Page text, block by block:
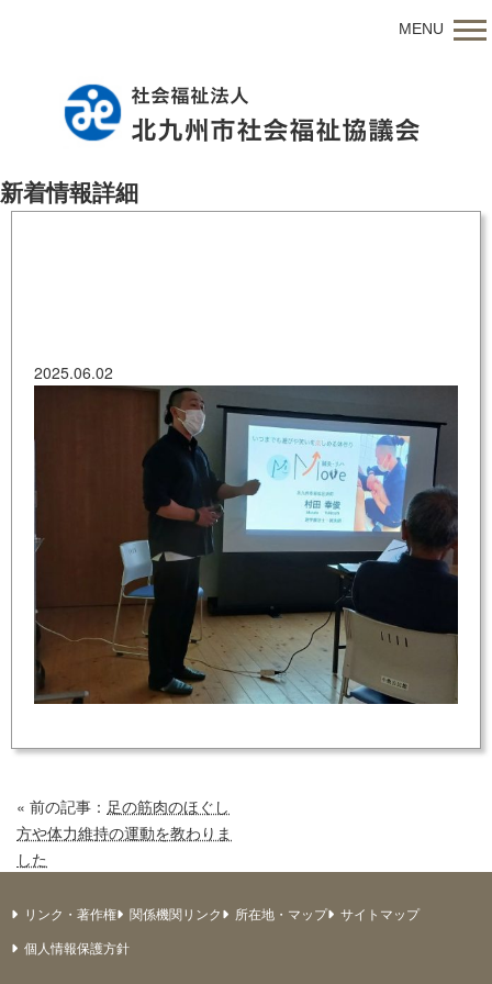
MENU
新着情報詳細
2025.06.02
« 前の記事： 足の筋肉のほぐし
方や体力維持の運動を教わりま
した
リンク・著作権 関係機関リンク 所在地・マップ
サイトマップ
個人情報保護方針